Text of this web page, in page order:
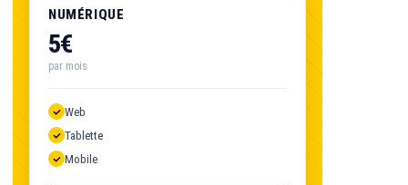
NUMÉRIQUE
5€
par mois
Web
Tablette
Mobile